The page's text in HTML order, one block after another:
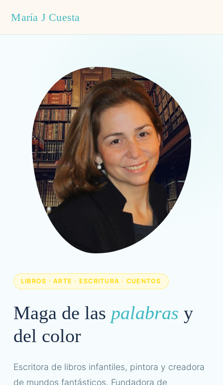
María J Cuesta
LIBROS · ARTE · ESCRITURA · CUENTOS
Maga de las palabras y
del color
Escritora de libros infantiles, pintora y creadora
de mundos fantásticos. Fundadora de